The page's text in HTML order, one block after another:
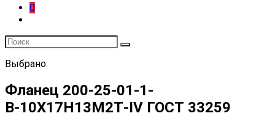
0
Выбрано:
Фланец 200-25-01-1-
В-10Х17Н13М2Т-IV ГОСТ 33259